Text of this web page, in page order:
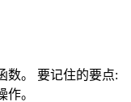
数。 要记住的要点:
。